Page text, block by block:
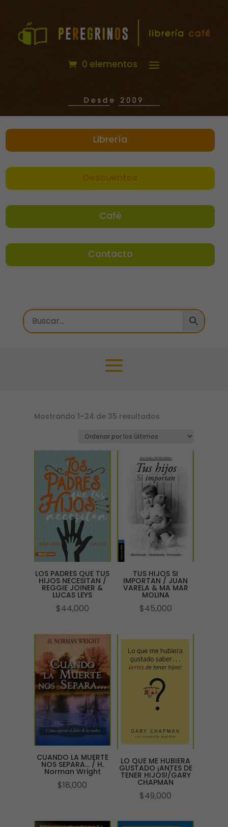
0 elementos
Librería
Descuentos
Café
Contacto
Mostrando 1–24 de 35 resultados
LOS PADRES QUE TUS
HIJOS NECESITAN /
REGGIE JOINER &
LUCAS LEYS
$44,000
TUS HIJOS SI
IMPORTAN / JUAN
VARELA & MA MAR
MOLINA
$45,000
CUANDO LA MUERTE
NOS SEPARA… / H.
Norman Wright
$18,000
LO QUE ME HUBIERA
GUSTADO ¡ANTES DE
TENER HIJOS!/GARY
CHAPMAN
$49,000